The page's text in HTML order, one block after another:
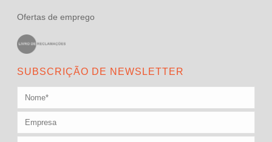
Ofertas de emprego
SUBSCRIÇÃO DE NEWSLETTER